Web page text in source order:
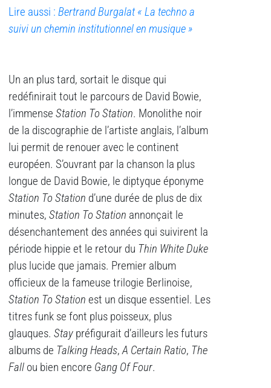
Lire aussi : Bertrand Burgalat « La techno a
suivi un chemin institutionnel en musique »
Un an plus tard, sortait le disque qui
redéfinirait tout le parcours de David Bowie,
l’immense Station To Station. Monolithe noir
de la discographie de l’artiste anglais, l’album
lui permit de renouer avec le continent
européen. S’ouvrant par la chanson la plus
longue de David Bowie, le diptyque éponyme
Station To Station d’une durée de plus de dix
minutes, Station To Station annonçait le
désenchantement des années qui suivirent la
période hippie et le retour du Thin White Duke
plus lucide que jamais. Premier album
officieux de la fameuse trilogie Berlinoise,
Station To Station est un disque essentiel. Les
titres funk se font plus poisseux, plus
glauques. Stay préfigurait d’ailleurs les futurs
albums de Talking Heads,A Certain Ratio, The
Fall ou bien encore Gang Of Four.